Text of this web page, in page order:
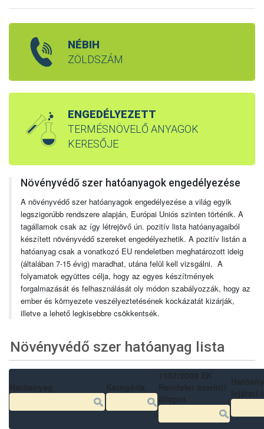
NÉBIH
ZÖLDSZÁM
ENGEDÉLYEZETT
TERMÉSNÖVELŐ ANYAGOK
KERESŐJE
Növényvédő szer hatóanyagok engedélyezése
A növényvédő szer hatóanyagok engedélyezése a világ egyik
legszigorúbb rendszere alapján, Európai Uniós szinten történik. A
tagállamok csak az így létrejövő ún. pozitív lista hatóanyagaiból
készített növényvédő szereket engedélyezhetik. A pozitív listán a
hatóanyag csak a vonatkozó EU rendeletben meghatározott ideig
(általában 7-15 évig) maradhat, utána felül kell vizsgálni. A
folyamatok együttes célja, hogy az egyes készítmények
forgalmazását és felhasználását oly módon szabályozzák, hogy az
ember és környezete veszélyeztetésének kockázatát kizárják,
illetve a lehető legkisebbre csökkentsék.
Növényvédő szer hatóanyag lista